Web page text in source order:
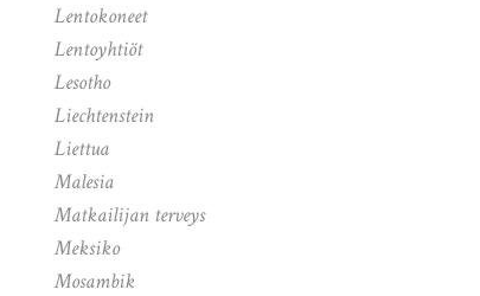
Lentokoneet
Lentoyhtiöt
Lesotho
Liechtenstein
Liettua
Malesia
Matkailijan terveys
Meksiko
Mosambik